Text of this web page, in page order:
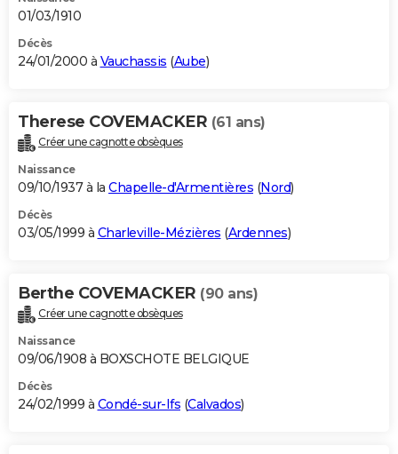
01/03/1910
Décès
24/01/2000 à Vauchassis (Aube)
Therese COVEMACKER (61 ans)
Créer une cagnotte obsèques
Naissance
09/10/1937 à la Chapelle-d'Armentières (Nord)
Décès
03/05/1999 à Charleville-Mézières (Ardennes)
Berthe COVEMACKER (90 ans)
Créer une cagnotte obsèques
Naissance
09/06/1908 à BOXSCHOTE BELGIQUE
Décès
24/02/1999 à Condé-sur-Ifs (Calvados)